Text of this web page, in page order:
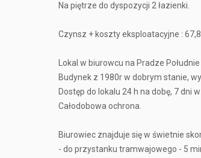
Na piętrze do dyspozycji 2 łazienki.
Czynsz + koszty eksploatacyjne :
Lokal w biurowcu na Pradze
Budynek z 1980r w dobrym stanie,
Dostęp do lokalu 24 h na dobę, 7 dni
Całodobowa ochrona.
Biurowiec znajduje się w świetnie
- do przystanku tramwajowego - 5